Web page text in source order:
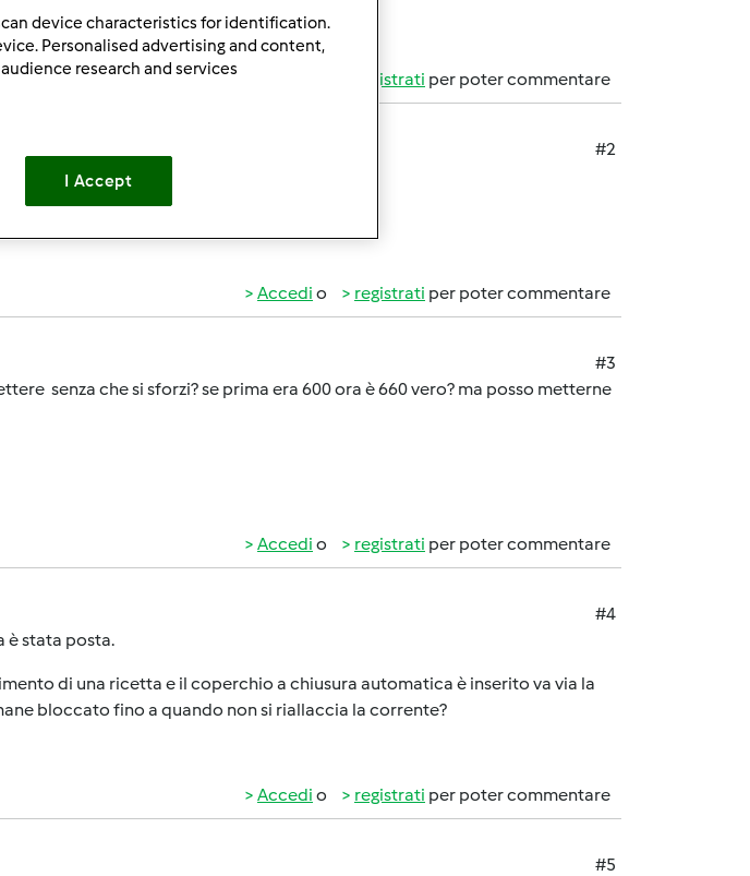
registrati per poter commentare
#2
Accedi o registrati per poter commentare
#3
senza che si sforzi? se prima era 600 ora è 660 vero? ma posso metterne
Accedi o registrati per poter commentare
#4
è stata posta.
di una ricetta e il coperchio a chiusura automatica è inserito va via la
bloccato fino a quando non si riallaccia la corrente?
Accedi o registrati per poter commentare
#5
device characteristics for identification.
Personalised advertising and content,
research and services
I Accept